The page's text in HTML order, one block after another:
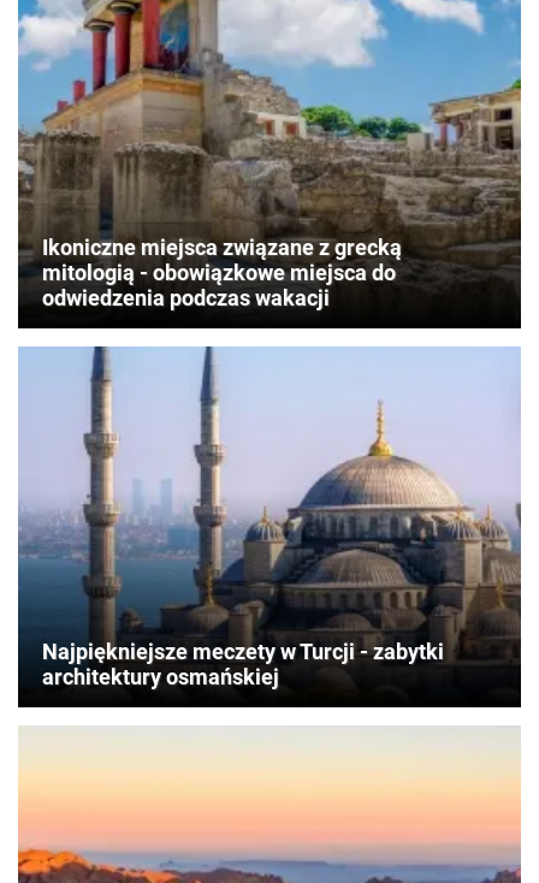
Ikoniczne miejsca związane z grecką
mitologią - obowiązkowe miejsca do
odwiedzenia podczas wakacji
Najpiękniejsze meczety w Turcji - zabytki
architektury osmańskiej